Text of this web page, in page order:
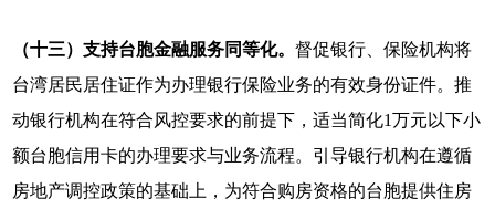
（十三）支持台胞金融服务同等化。督促银行、保险机构将
台湾居民居住证作为办理银行保险业务的有效身份证件。推
动银行机构在符合风控要求的前提下，适当简化1万元以下小
额台胞信用卡的办理要求与业务流程。引导银行机构在遵循
房地产调控政策的基础上，为符合购房资格的台胞提供住房